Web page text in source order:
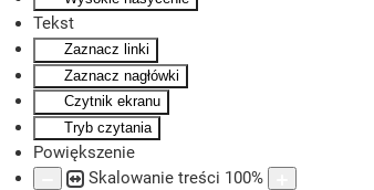
Tekst
Zaznacz linki
Zaznacz nagłówki
Czytnik ekranu
Tryb czytania
Powiększenie
Skalowanie treści 100%